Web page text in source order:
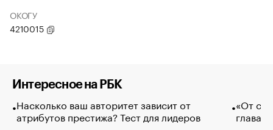
ОКОГУ
4210015
Интересное на РБК
Насколько ваш авторитет зависит от
атрибутов престижа? Тест для лидеров
«От
глава